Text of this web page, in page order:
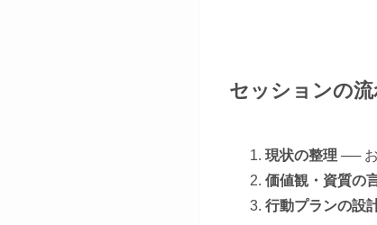
セッションの
現状の整理 ──
価値観・資質の
行動プランの設